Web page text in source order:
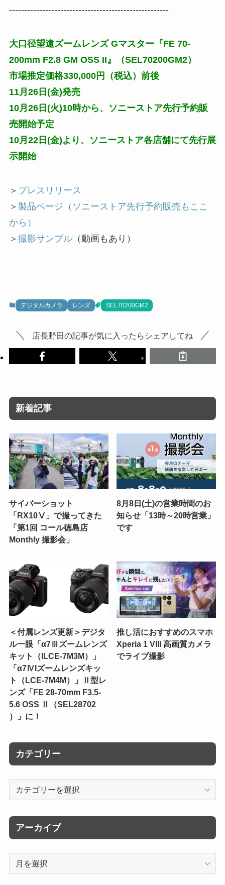
-----------------------------------------------------
大口径望遠ズームレンズ Gマスター『FE 70-
200mm F2.8 GM OSS II』（SEL70200GM2）
市場推定価格330,000円（税込）前後
11月26日(金)発売
10月26日(火)10時から、ソニーストア先行予約販
売開始予定
10月22日(金)より、ソニーストア各店舗にて先行展
示開始
＞ プレスリリース
＞ 製品ページ（ソニーストア先行予約販売もここ
から）
＞ 撮影サンプル（動画もあり）
デジタルカメラ レンズ SEL70200GM2
店長野田の記事が気に入ったらシェアしてね
新着記事
サイバーショット
「RX10Ⅴ」で撮ってきた
「第1回 コール徳島店
Monthly 撮影会」
8月8日(土)の営業時間のお
知らせ「13時～20時営業」
です
＜付属レンズ更新＞デジタ
ル一眼「α7Ⅲズームレンズ
キット（ILCE-7M3M）」
「α7ⅣIズームレンズキッ
ト（LCE-7M4M）」Ⅱ型レ
ンズ「FE 28-70mm F3.5-
5.6 OSS Ⅱ（SEL28702
）」に！
推し活におすすめのスマホ
Xperia 1 VIII 高画質カメラ
でライブ撮影
カテゴリー
リ
ー
アーカイブ